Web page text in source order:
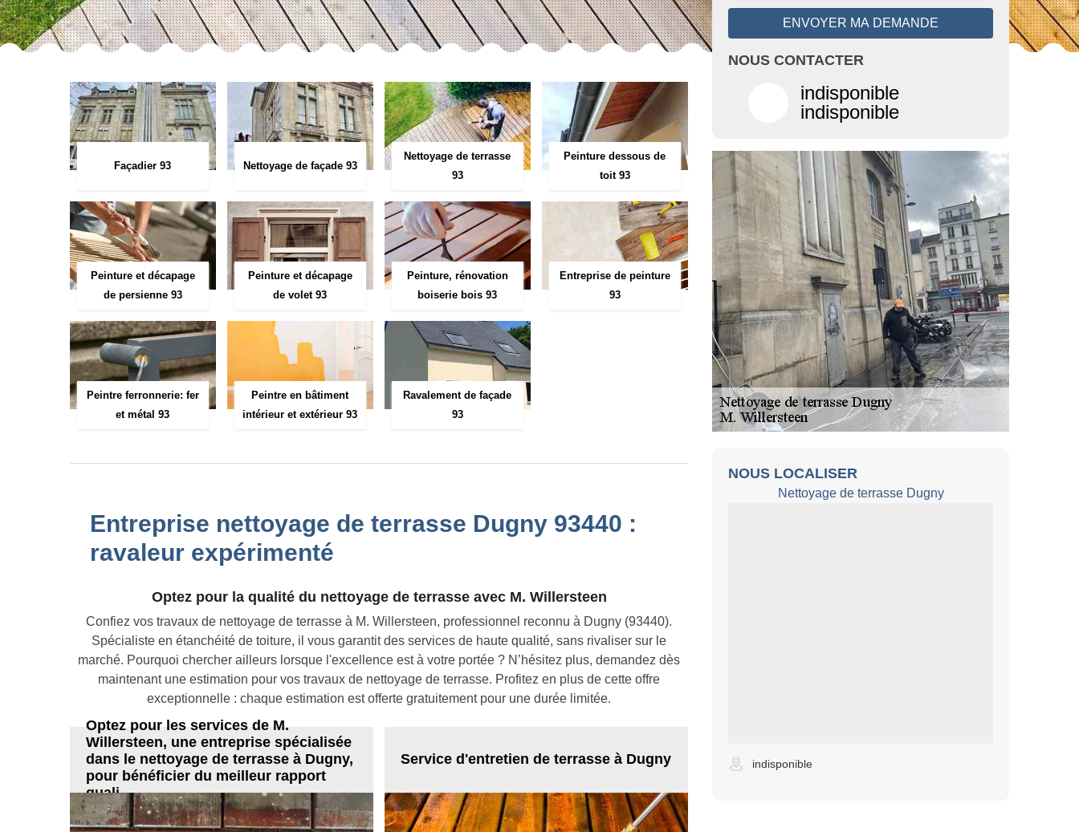
Façadier 93 Nettoyage de façade 93
Nettoyage de terrasse
93
Peinture dessous de
toit 93
Peinture et décapage
de persienne 93
Peinture et décapage
de volet 93
Peinture, rénovation
boiserie bois 93
Entreprise de peinture
93
Peintre ferronnerie: fer
et métal 93
Peintre en bâtiment
intérieur et extérieur 93
Ravalement de façade
93
Entreprise nettoyage de terrasse Dugny 93440 :
ravaleur expérimenté
Optez pour la qualité du nettoyage de terrasse avec M. Willersteen
Confiez vos travaux de nettoyage de terrasse à M. Willersteen, professionnel reconnu à Dugny (93440).
Spécialiste en étanchéité de toiture, il vous garantit des services de haute qualité, sans rivaliser sur le
marché. Pourquoi chercher ailleurs lorsque l'excellence est à votre portée ? N’hésitez plus, demandez dès
maintenant une estimation pour vos travaux de nettoyage de terrasse. Profitez en plus de cette offre
exceptionnelle : chaque estimation est offerte gratuitement pour une durée limitée.
Optez pour les services de M.
Willersteen, une entreprise spécialisée
dans le nettoyage de terrasse à Dugny,
pour bénéficier du meilleur rapport
quali
Service d'entretien de terrasse à Dugny
NOUS CONTACTER
indisponible
indisponible
NOUS LOCALISER
Nettoyage de terrasse Dugny
indisponible